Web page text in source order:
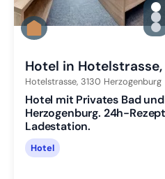
Hotel in
Hotelstrasse, 3130 Herzogenburg
Hotel mit Privates Bad
Herzogenburg. 24h-
Ladestation.
Hotel